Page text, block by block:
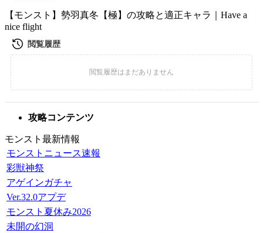
【モンスト】勢羽真冬【極】の攻略と適正キャラ｜Have a
nice flight
攻略コンテンツ
モンスト最新情報
モンストニュース速報
彩獣神祭
アゲインガチャ
Ver.32.0アプデ
モンスト夏休み2026
未開の幻洞